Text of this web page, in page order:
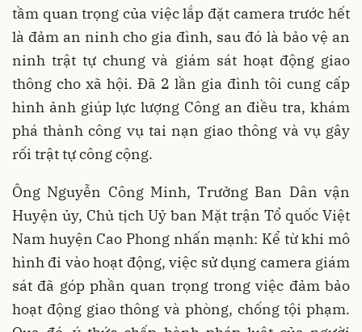
tầm quan trọng của việc lắp đặt camera trước hết
là đảm an ninh cho gia đình, sau đó là bảo vệ an
ninh trật tự chung và giám sát hoạt động giao
thông cho xã hội. Đã 2 lần gia đình tôi cung cấp
hình ảnh giúp lực lượng Công an điều tra, khám
phá thành công vụ tai nạn giao thông và vụ gây
rối trật tự công cộng.
Ông Nguyễn Công Minh, Trưởng Ban Dân vận
Huyện ủy, Chủ tịch Uỷ ban Mặt trận Tổ quốc Việt
Nam huyện Cao Phong nhấn mạnh: Kể từ khi mô
hình đi vào hoạt động, việc sử dụng camera giám
sát đã góp phần quan trọng trong việc đảm bảo
hoạt động giao thông và phòng, chống tội phạm.